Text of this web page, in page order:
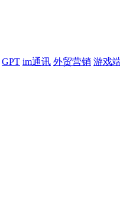
GPT im通讯 外贸营销 游戏